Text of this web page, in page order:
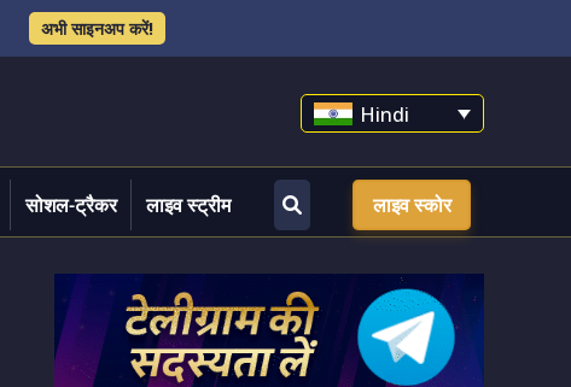
अभी साइनअप करें!
Hindi
सोशल-ट्रैकर लाइव स्ट्रीम लाइव स्कोर